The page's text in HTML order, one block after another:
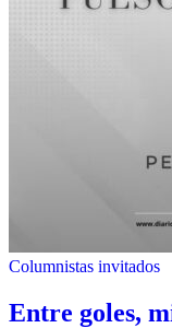
Columnistas invitados
Entre goles,